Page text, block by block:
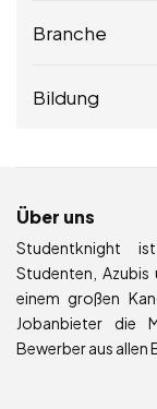
Branche
Bildung
Über uns
Studentknight
Studenten,
einem großen
Jobanbieter die
Bewerber aus allen